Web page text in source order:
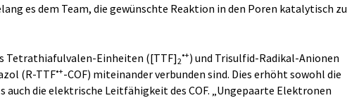
es dem Team, die gewünschte Reaktion in den Poren katalytisch zu
Tetrathiafulvalen-Einheiten ([TTF]2
•+) und Trisulfid-Radikal-Anionen
(R-TTF•+-COF) miteinander verbunden sind. Dies erhöht sowohl die
die elektrische Leitfähigkeit des COF. „Ungepaarte Elektronen